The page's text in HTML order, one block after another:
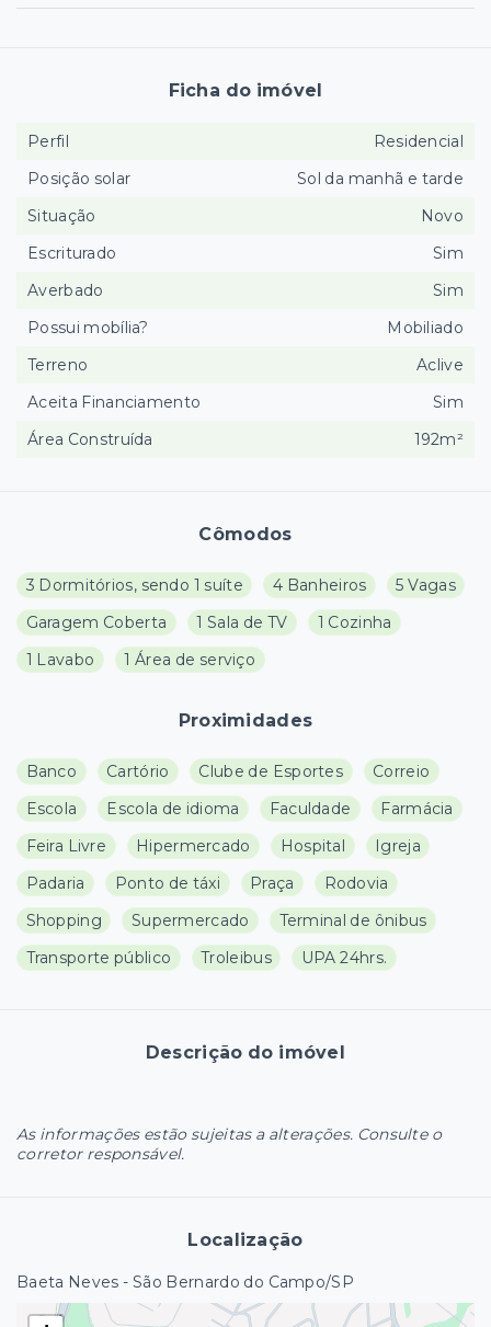
Cômodos
3 Dormitórios, sendo 1 suíte 4 Banheiros
5 Vagas
Garagem Coberta
1 Sala de TV
1 Cozinha
1 Lavabo
1 Área de serviço
Proximidades
Banco Cartório Clube de Esportes
Correio
Escola
Escola de idioma Faculdade
Farmácia
Feira Livre
Hipermercado Hospital
Igreja
Padaria
Ponto de táxi Praça
Rodovia
Shopping
Supermercado
Terminal de ônibus
Transporte público
Troleibus UPA 24hrs.
Descrição do imóvel
As informações estão sujeitas a alterações. Consulte o
corretor responsável.
Localização
Baeta Neves - São Bernardo do Campo/SP
Ficha do imóvel
Perfil
Residencial
Posição solar
Sol da manhã e tarde
Situação
Novo
Escriturado
Sim
Averbado
Sim
Possui mobília?
Mobiliado
Terreno
Aclive
Aceita Financiamento
Sim
Área Construída
192m²